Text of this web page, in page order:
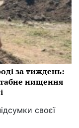
за тиждень:
нищення
своєї